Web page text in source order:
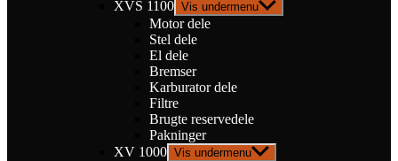
XVS 1100 Vis undermenu
Motor dele
Stel dele
El dele
Bremser
Karburator dele
Filtre
Brugte reservedele
Pakninger
XV 1000 Vis undermenu